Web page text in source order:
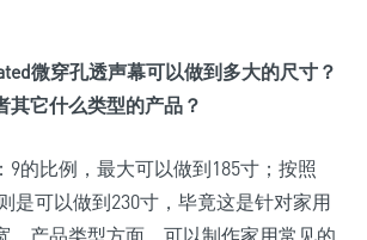
微穿孔透声幕可以做到多大的尺寸？
其它什么类型的产品？
9的比例，最大可以做到185寸；按照
是可以做到230寸，毕竟这是针对家用
。产品类型方面，可以制作家用常见的